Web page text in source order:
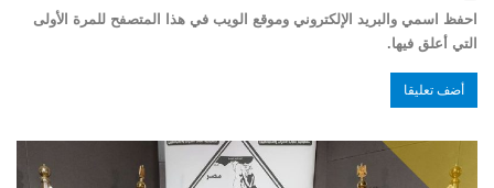
احفظ اسمي والبريد الإلكتروني وموقع الويب في هذا المتصفح للمرة الأولى
التي أعلق فيها.